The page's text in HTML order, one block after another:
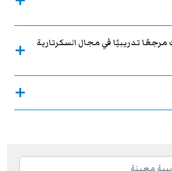
مرجعًا تدريبيًا في مجال السكرتارية